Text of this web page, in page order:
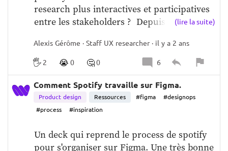
research plus interactives et participatives
entre les stakeholders ?  Depuis peu j'ai
concentre sur un format Notion one pager
ou l'on discute des commentaires -
questions en direct.  J'ai trouve que ca a
bien ameliore la reception de ces rapports.
Neanmoins, toujours preneur d'astuces et
maniere de travailler differentes.  Merci
(lire la suite)
Alexis Gérôme · Staff UX researcher · il y a 2 ans
🖐️ 2 😭 0 🤔0 6
Comment Spotify travaille sur Figma.
Product design Ressources #figma
#designops
#process
#inspiration
Un deck qui reprend le process de spotify
pour s'organiser sur Figma. Une très bonne